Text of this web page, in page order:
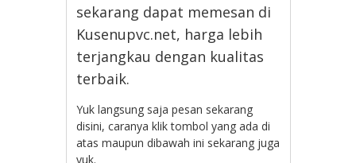
sekarang dapat memesan di
Kusenupvc.net, harga lebih
terjangkau dengan kualitas
terbaik.
Yuk langsung saja pesan sekarang
disini, caranya klik tombol yang ada di
atas maupun dibawah ini sekarang juga
yuk.